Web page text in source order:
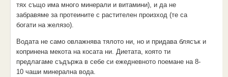
тях също има много минерали и витамини), и да не
забравяме за протеините с растителен произход (те са
богати на желязо).
Водата не само овлажнява тялото ни, но и придава блясък и
копринена мекота на косата ни. Диетата, която ти
предлагамe съдържа в себе си ежедневното поемане на 8-
10 чаши минерална вода.